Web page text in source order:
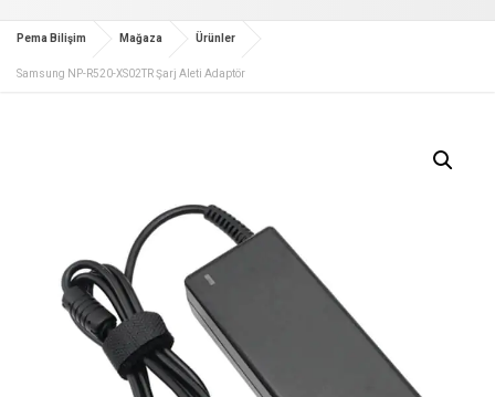
Pema Bilişim Mağaza Ürünler
Samsung NP-R520-XS02TR Şarj Aleti Adaptör